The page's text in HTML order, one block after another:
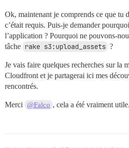
Ok, maintenant je comprends ce que tu
c’était requis. Puis-je demander
l’application ? Pourquoi ne pouvons-
tâche rake s3:upload_assets ?
Je vais faire quelques recherches sur la
Cloudfront et je partagerai ici mes
rencontrés.
Merci @Falco , cela a été vraiment utile.